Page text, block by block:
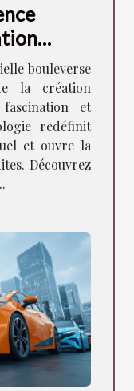
bouleverse
la création
et
redéfinit
et ouvre la
Découvrez